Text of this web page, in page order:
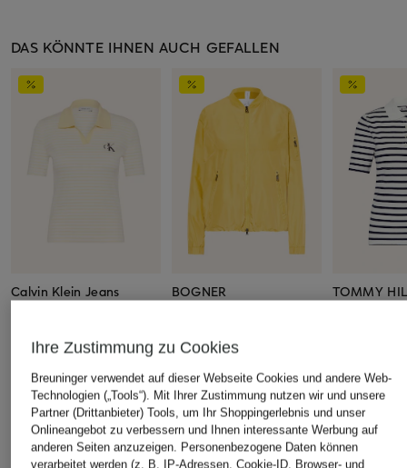
DAS KÖNNTE IHNEN AUCH GEFALLEN
Calvin Klein Jeans
CHF 30
BOGNER
Ursprünglich:CHF 425
TOMMY
ÄHNLICHE ARTIKEL ENTDECKEN
Ihre Zustimmung zu Cookies
Breuninger verwendet auf dieser Webseite Cookies und andere Web-
Technologien („Tools“). Mit Ihrer Zustimmung nutzen wir und unsere
Partner (Drittanbieter) Tools, um Ihr Shoppingerlebnis und unser
Onlineangebot zu verbessern und Ihnen interessante Werbung auf
anderen Seiten anzuzeigen. Personenbezogene Daten können
verarbeitet werden (z. B. IP-Adressen, Cookie-ID, Browser- und